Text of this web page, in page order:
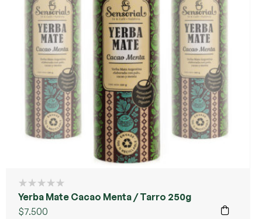
Yerba Mate Cacao Menta / Tarro 250g
$7.500